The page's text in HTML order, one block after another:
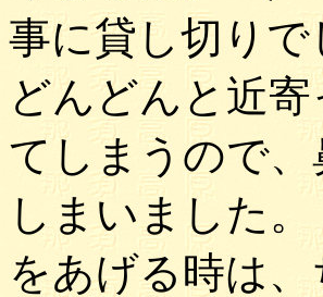
事に貸し切り
どんどんと近
てしまうので
しまいました
をあげる時は